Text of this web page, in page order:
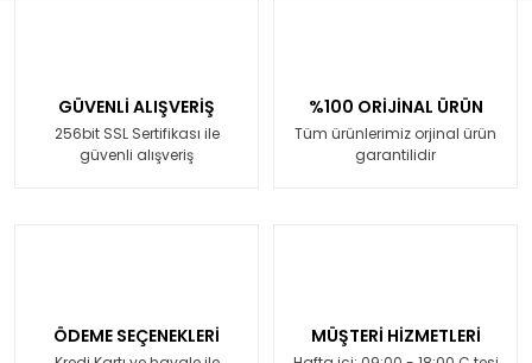
GÜVENLİ ALIŞVERİŞ
256bit SSL Sertifikası ile
güvenli alışveriş
%100 ORİJİNAL ÜRÜN
Tüm ürünlerimiz orjinal ürün
garantilidir
ÖDEME SEÇENEKLERİ MÜŞTERİ HİZMETLERİ